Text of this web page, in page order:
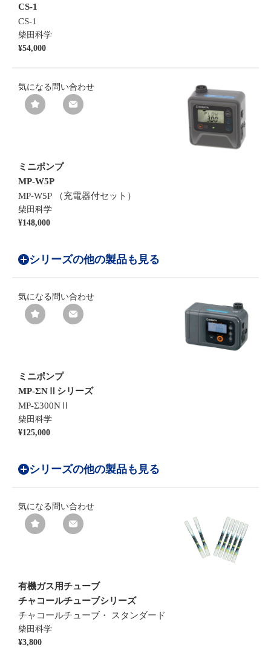
CS-1
CS-1
柴田科学
¥54,000
気になる 問い合わせ
ミニポンプ
MP-W5P
MP-W5P （充電器付セット）
柴田科学
¥148,000
シリーズの他の製品も見る
気になる 問い合わせ
ミニポンプ
MP-ΣNⅡシリーズ
MP-Σ300NⅡ
柴田科学
¥125,000
シリーズの他の製品も見る
気になる 問い合わせ
有機ガス用チューブ
チャコールチューブシリーズ
チャコールチューブ・ スタンダード
柴田科学
¥3,800